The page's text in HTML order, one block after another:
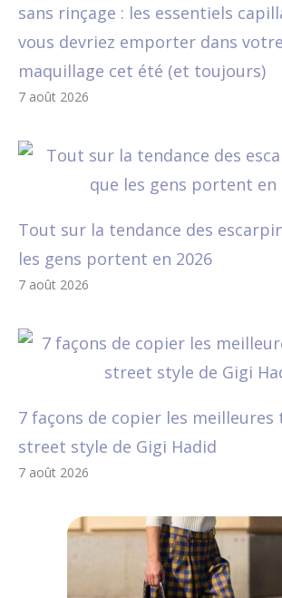
sans rinçage : les essentiels
vous devriez emporter dans
maquillage cet été (et toujours)
7 août 2026
Tout sur la tendance des
les gens portent en 2026
7 août 2026
7 façons de copier les meilleures
street style de Gigi Hadid
7 août 2026